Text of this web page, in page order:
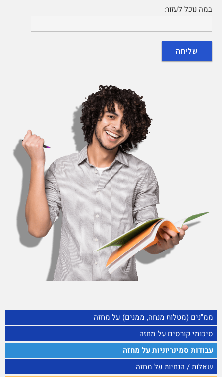
ממ"נים (מטלות מנחה, ממנים) על מחזה
סיכומי קורסים על מחזה
עבודות סמינריוניות על מחזה
שאלות / הנחיות על מחזה
במה נוכל לעזור: